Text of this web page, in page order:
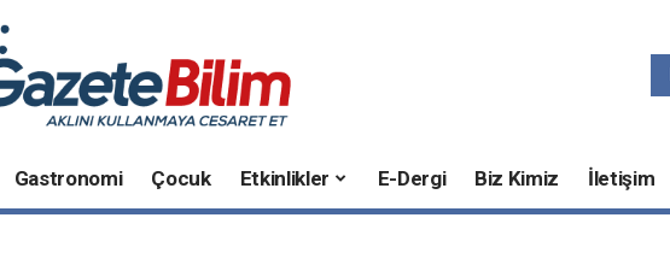
Gastronomi Çocuk Etkinlikler E-Dergi Biz Kimiz İletişim